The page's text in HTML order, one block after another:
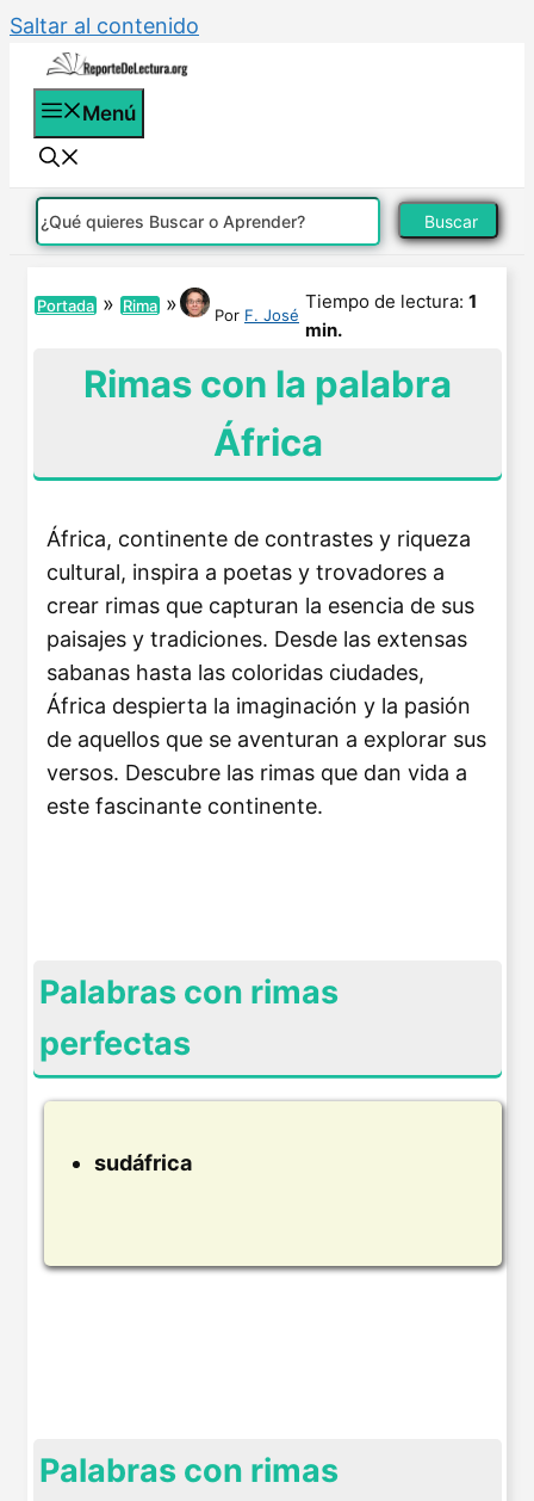
Saltar al contenido
Menú
Buscar
Portada » Rima » Por F. José
Tiempo de lectura: 1
min.
Rimas con la palabra
África
África, continente de contrastes y riqueza
cultural, inspira a poetas y trovadores a
crear rimas que capturan la esencia de sus
paisajes y tradiciones. Desde las extensas
sabanas hasta las coloridas ciudades,
África despierta la imaginación y la pasión
de aquellos que se aventuran a explorar sus
versos. Descubre las rimas que dan vida a
este fascinante continente.
Palabras con rimas
perfectas
sudáfrica
Palabras con rimas